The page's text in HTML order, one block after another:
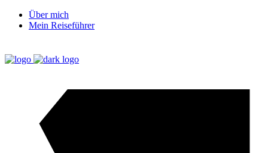
Über mich
Mein Reiseführer